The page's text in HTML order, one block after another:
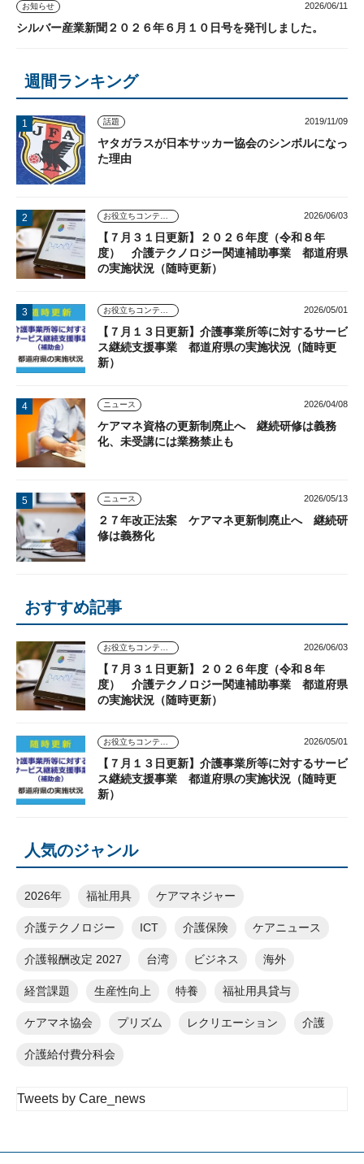
お知らせ 2026/06/11
シルバー産業新聞２０２６年６月１０日号を発刊しました。
週間ランキング
話題 2019/11/09
ヤタガラスが日本サッカー協会のシンボルになっ
た理由
お役立ちコンテンツ 2026/06/03
【７月３１日更新】２０２６年度（令和８年
度） 介護テクノロジー関連補助事業 都道府県
の実施状況（随時更新）
お役立ちコンテンツ 2026/05/01
【７月１３日更新】介護事業所等に対するサービ
ス継続支援事業 都道府県の実施状況（随時更
新）
ニュース 2026/04/08
ケアマネ資格の更新制廃止へ 継続研修は義務
化、未受講には業務禁止も
ニュース 2026/05/13
２７年改正法案 ケアマネ更新制廃止へ 継続研
修は義務化
おすすめ記事
お役立ちコンテンツ 2026/06/03
【７月３１日更新】２０２６年度（令和８年
度） 介護テクノロジー関連補助事業 都道府県
の実施状況（随時更新）
お役立ちコンテンツ 2026/05/01
【７月１３日更新】介護事業所等に対するサービ
ス継続支援事業 都道府県の実施状況（随時更
新）
人気のジャンル
2026年 福祉用具 ケアマネジャー
介護テクノロジー ICT 介護保険 ケアニュース
介護報酬改定 2027 台湾 ビジネス 海外
経営課題 生産性向上 特養 福祉用具貸与
ケアマネ協会 プリズム レクリエーション 介護
介護給付費分科会
Tweets by Care_news